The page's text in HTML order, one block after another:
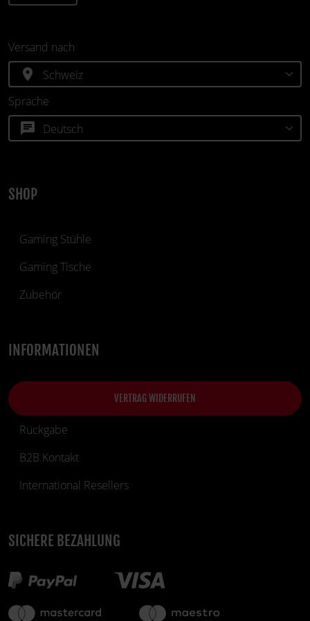
SHOP
Gaming Stühle
Gaming Tische
Zubehör
INFORMATIONEN
VERTRAG WIDERRUFEN
Rückgabe
B2B Kontakt
International Resellers
SICHERE BEZAHLUNG
Versand nach
location_on
Sprache
chat